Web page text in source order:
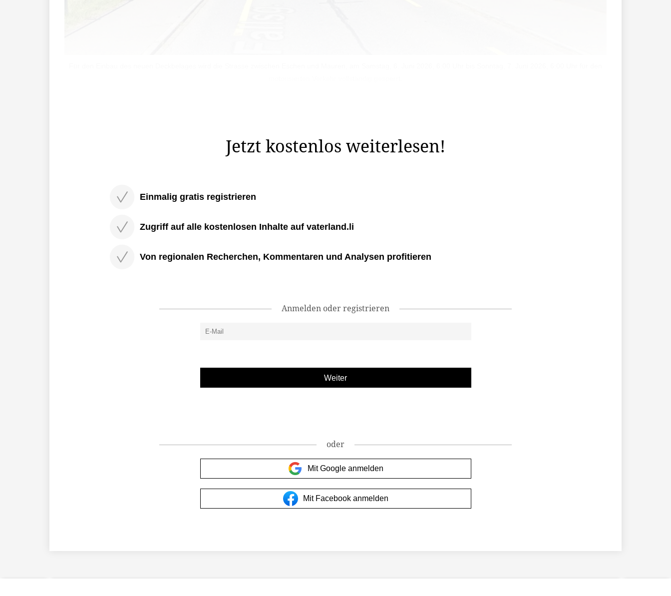
Jetzt kostenlos weiterlesen!
Einmalig gratis registrieren
Zugriff auf alle kostenlosen Inhalte auf vaterland.li
Von regionalen Recherchen, Kommentaren und Analysen profitieren
Anmelden oder registrieren
oder
Mit Google anmelden
Mit Facebook anmelden